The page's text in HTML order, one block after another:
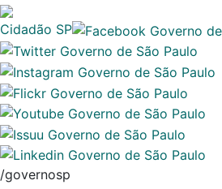
Cidadão SP
/governosp